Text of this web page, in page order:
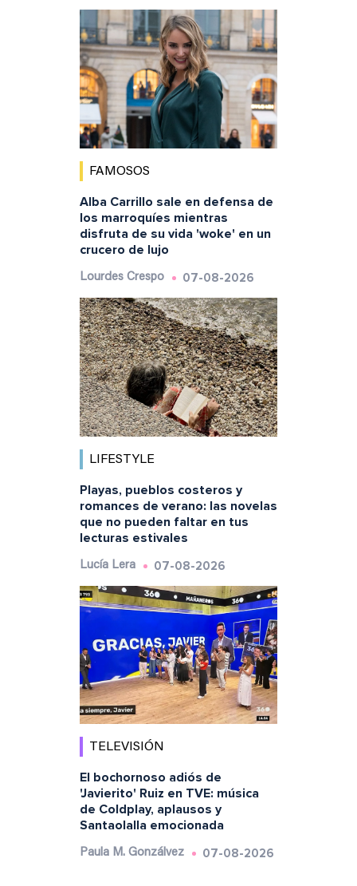
FAMOSOS
Alba Carrillo sale en defensa de
los marroquíes mientras
disfruta de su vida 'woke' en un
crucero de lujo
Lourdes Crespo 07-08-2026
LIFESTYLE
Playas, pueblos costeros y
romances de verano: las novelas
que no pueden faltar en tus
lecturas estivales
Lucía Lera 07-08-2026
TELEVISIÓN
El bochornoso adiós de
'Javierito' Ruiz en TVE: música
de Coldplay, aplausos y
Santaolalla emocionada
Paula M. Gonzálvez 07-08-2026